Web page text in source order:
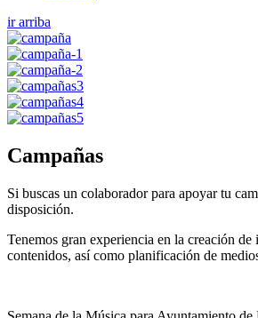
ir arriba
Campañas
Si buscas un colaborador para apoyar tu
disposición.
Tenemos gran experiencia en la creación de
contenidos, así como planificación de